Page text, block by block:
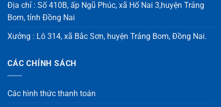
Địa chỉ : Số 410B, ấp Ngũ Phúc, xã Hố Nai 3,huyện Trảng
Bom, tỉnh Đồng Nai
Xưởng : Lô 314, xã Bắc Sơn, huyện Trảng Bom, Đồng Nai.
CÁC CHÍNH SÁCH
Các hình thức thanh toán